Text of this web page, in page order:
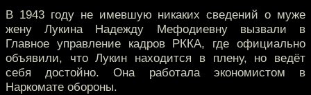
В 1943 году не имевшую никаких сведений о муже
жену Лукина Надежду Мефодиевну вызвали в
Главное управление кадров РККА, где официально
объявили, что Лукин находится в плену, но ведёт
себя достойно. Она работала экономистом в
Наркомате обороны.